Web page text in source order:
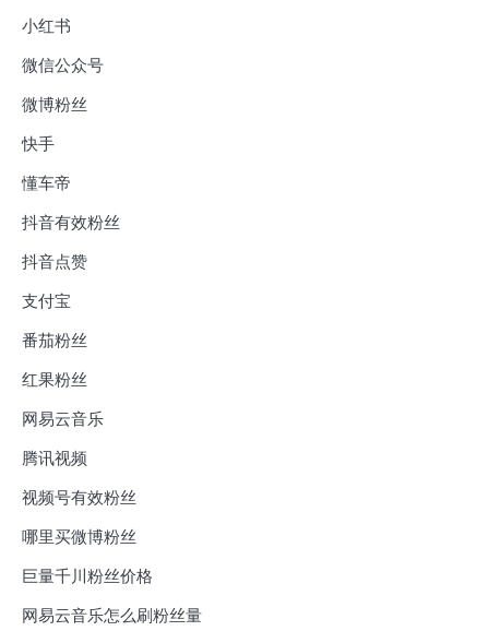
小红书
微信公众号
微博粉丝
快手
懂车帝
抖音有效粉丝
抖音点赞
支付宝
番茄粉丝
红果粉丝
网易云音乐
腾讯视频
视频号有效粉丝
哪里买微博粉丝
巨量千川粉丝价格
网易云音乐怎么刷粉丝量